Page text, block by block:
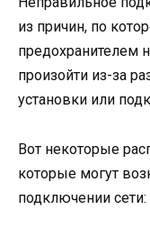
из причин, по
предохранителем
произойти из-за
установки или
Вот некоторые
которые могут
подключении сети: